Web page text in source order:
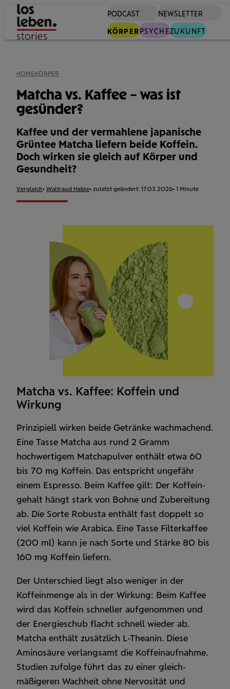
KÖRPERPSYCHEZUKUNFT
PODCAST NEWSLETTER
HOMEKÖRPER
Matcha vs. Kaffee – was ist
gesünder?
Kaffee und der vermahlene japanische
Grüntee Matcha liefern beide Koffein.
Doch wirken sie gleich auf Körper und
Gesundheit?
Format:
Vergleich Autor:
Waltraud Hable zuletzt geändert: 17.03.2026 Lesezeit:
1 Minute
Matcha vs. Kaffee: Koffein und
Wirkung
Prinzipiell wirken beide Getränke wach­machend.
Eine Tasse Matcha aus rund 2 Gramm
hochwertigem Matcha­pulver enthält etwa 60
bis 70 mg Koffein. Das entspricht ungefähr
einem Espresso. Beim Kaffee gilt: Der Koffein­
gehalt hängt stark von Bohne und Zubereitung
ab. Die Sorte Robusta enthält fast doppelt so
viel Koffein wie Arabica. Eine Tasse Filter­kaffee
(200 ml) kann je nach Sorte und Stärke 80 bis
160 mg Koffein liefern.
Der Unter­schied liegt also weniger in der
Koffeinmenge als in der Wirkung: Beim Kaffee
wird das Koffein schneller aufgenommen und
der Energie­schub flacht schnell wieder ab.
Matcha enthält zusätzlich L-Theanin. Diese
Amino­säure verlangsamt die Koffein­aufnahme.
Studien zufolge führt das zu einer gleich­
mäßigeren Wach­heit ohne Nervosität und